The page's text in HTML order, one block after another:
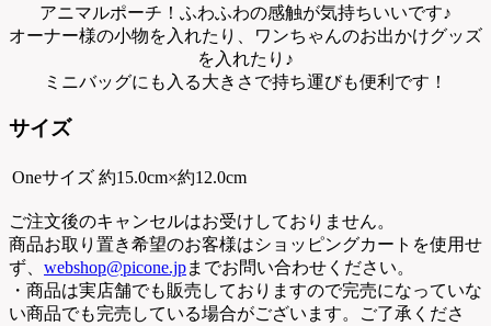
アニマルポーチ！ふわふわの感触が気持ちいいです♪
オーナー様の小物を入れたり、ワンちゃんのお出かけグッズ
を入れたり♪
ミニバッグにも入る大きさで持ち運びも便利です！
サイズ
Oneサイズ 約15.0cm×約12.0cm
ご注文後のキャンセルはお受けしておりません。
商品お取り置き希望のお客様はショッピングカートを使用せ
ず、 webshop@picone.jpまでお問い合わせください。
・商品は実店舗でも販売しておりますので完売になっていな
い商品でも完売している場合がございます。ご了承くださ